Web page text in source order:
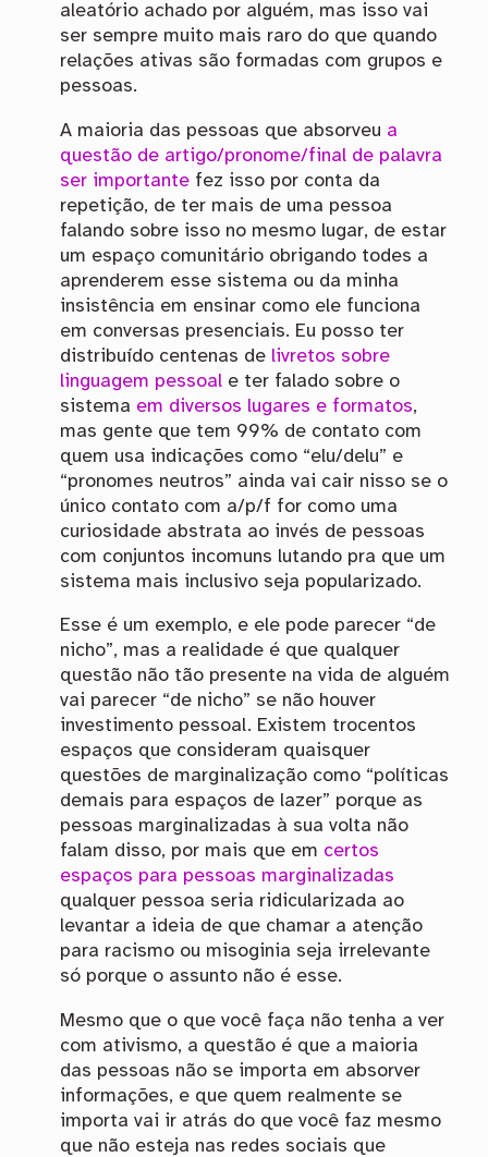
aleatório achado por alguém, mas isso vai
ser sempre muito mais raro do que quando
relações ativas são formadas com grupos e
pessoas.
A maioria das pessoas que absorveu a
questão de artigo/pronome/final de palavra
ser importante fez isso por conta da
repetição, de ter mais de uma pessoa
falando sobre isso no mesmo lugar, de estar
um espaço comunitário obrigando todes a
aprenderem esse sistema ou da minha
insistência em ensinar como ele funciona
em conversas presenciais. Eu posso ter
distribuído centenas de livretos sobre
linguagem pessoal e ter falado sobre o
sistema em diversos lugares e formatos,
mas gente que tem 99% de contato com
quem usa indicações como “elu/delu” e
“pronomes neutros” ainda vai cair nisso se o
único contato com a/p/f for como uma
curiosidade abstrata ao invés de pessoas
com conjuntos incomuns lutando pra que um
sistema mais inclusivo seja popularizado.
Esse é um exemplo, e ele pode parecer “de
nicho”, mas a realidade é que qualquer
questão não tão presente na vida de alguém
vai parecer “de nicho” se não houver
investimento pessoal. Existem trocentos
espaços que consideram quaisquer
questões de marginalização como “políticas
demais para espaços de lazer” porque as
pessoas marginalizadas à sua volta não
falam disso, por mais que em certos
espaços para pessoas marginalizadas
qualquer pessoa seria ridicularizada ao
levantar a ideia de que chamar a atenção
para racismo ou misoginia seja irrelevante
só porque o assunto não é esse.
Mesmo que o que você faça não tenha a ver
com ativismo, a questão é que a maioria
das pessoas não se importa em absorver
informações, e que quem realmente se
importa vai ir atrás do que você faz mesmo
que não esteja nas redes sociais que